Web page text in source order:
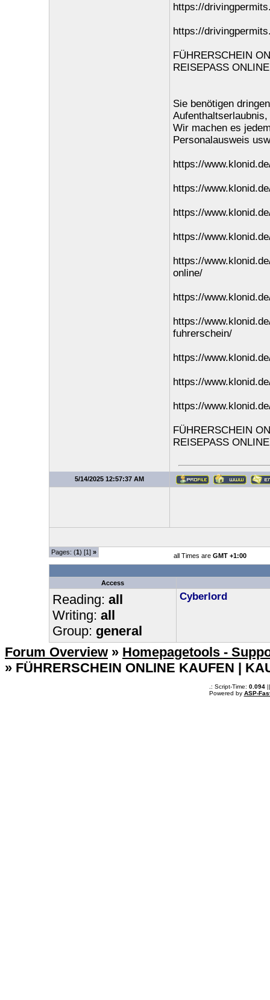
https://
https://
FÜHRERSCHEIN
REISEPASS ONLINE
Sie benötigen
Wir machen es
Personalausweis
https://
https://
https://
https://
https://
online/
https://
https://
fuhrerschein/
https://
https://
https://
FÜHRERSCHEIN
REISEPASS ONLINE
5/14/2025 12:57:37 AM
Pages: (1) [1] » all Times are GMT +1:00
Access
Reading: all
Writing: all
Group: general
Cyberlord
Forum Overview » Homepagetools -
» FÜHRERSCHEIN ONLINE KAUFEN |
.: Script-Time: 0.094||
Powered by ASP-